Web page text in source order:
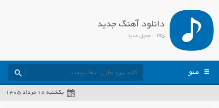
دانلود آهنگ جدید
ra5 - جمیل مدیا
منو
یکشنبه ۱۸ مرداد ۱۴۰۵